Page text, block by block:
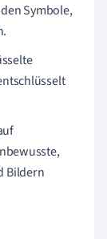
Symbole,
Bildern